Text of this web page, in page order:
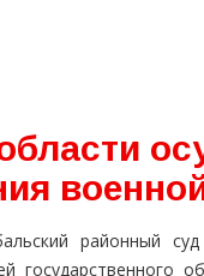
районный
государственного